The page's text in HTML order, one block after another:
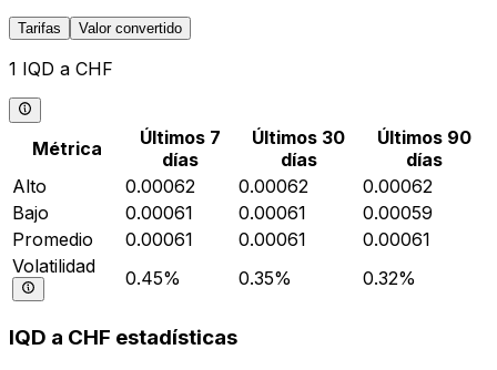
Tarifas Valor convertido
1 IQD a CHF
Métrica
Últimos 7
días
Últimos 30
días
Últimos 90
días
Alto
0.00062 0.00062
0.00062
Bajo
0.00061 0.00061
0.00059
Promedio
0.00061 0.00061
0.00061
Volatilidad
0.45% 0.35% 0.32%
IQD a CHF estadísticas